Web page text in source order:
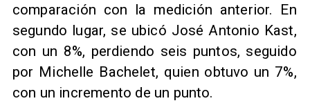
comparación con la medición anterior. En
segundo lugar, se ubicó José Antonio Kast,
con un 8%, perdiendo seis puntos, seguido
por Michelle Bachelet, quien obtuvo un 7%,
con un incremento de un punto.